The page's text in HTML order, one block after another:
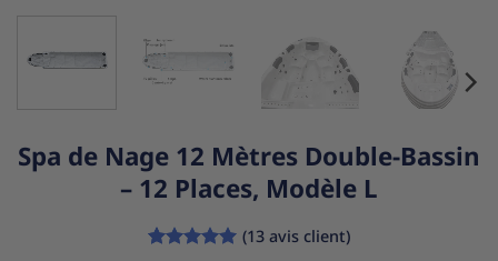
Spa de Nage 12 Mètres Double-Bassin
– 12 Places, Modèle L
(13avis client)